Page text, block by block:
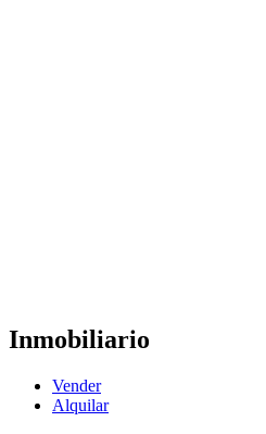
Inmobiliario
Vender
Alquilar